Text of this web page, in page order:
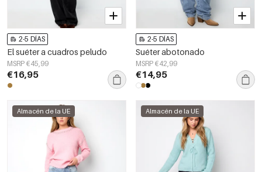
2-5 DÍAS
El suéter a cuadros peludo
MSRP €45,99
€16,95
2-5 DÍAS
Suéter abotonado
MSRP €42,99
€14,95
Almacén de la UE Almacén de la UE